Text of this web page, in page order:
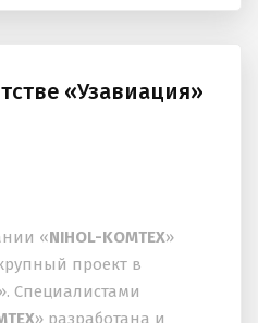
«Узавиация»
«NIHOL-KOMTEX»
проект в
Специалистами
» разработана и